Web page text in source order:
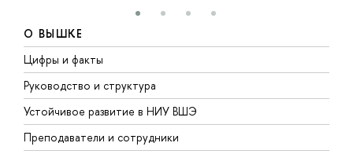
О ВЫШКЕ
Цифры и факты
Руководство и структура
Устойчивое развитие в НИУ ВШЭ
Преподаватели и сотрудники